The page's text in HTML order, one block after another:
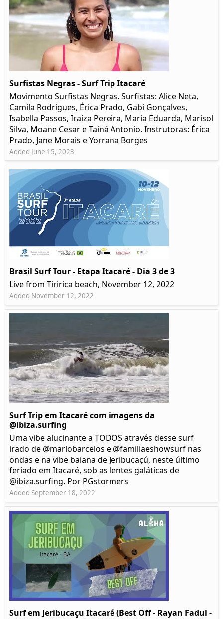
Surfistas Negras - Surf Trip Itacaré
Movimento Surfistas Negras. Surfistas: Alice Neta,
Camila Rodrigues, Érica Prado, Gabi Gonçalves,
Isabella Passos, Iraíza Pereira, Maria Eduarda, Marisol
Silva, Moane Cesar e Tainá Antonio. Instrutoras: Érica
Prado, Jane Morais e Yorrana Borges
Added June 15, 2023
Brasil Surf Tour - Etapa Itacaré - Dia 3 de 3
Live from Tiririca beach, November 12, 2022
Added November 12, 2022
Surf Trip em Itacaré com imagens da
@ibiza.surfing
Uma vibe alucinante a TODOS através desse surf
irado de @marlobarcelos e @familiaeshowsurf nas
ondas e na vibe baiana de Jeribucaçú, neste último
feriado em Itacaré, sob as lentes galáticas de
@ibiza.surfing. Por PGstormers
Added September 18, 2022
Surf em Jeribucaçu Itacaré (Best Off - Rayan Fadul -